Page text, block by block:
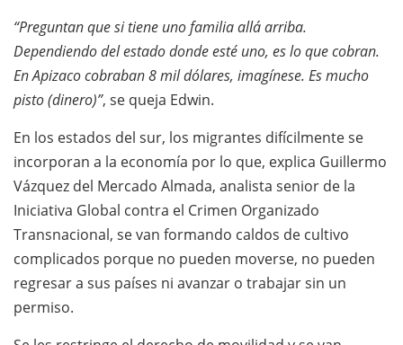
“Preguntan que si tiene uno familia allá arriba.
Dependiendo del estado donde esté uno, es lo que cobran.
En Apizaco cobraban 8 mil dólares, imagínese. Es mucho
pisto (dinero)”, se queja Edwin.
En los estados del sur, los migrantes difícilmente se
incorporan a la economía por lo que, explica Guillermo
Vázquez del Mercado Almada, analista senior de la
Iniciativa Global contra el Crimen Organizado
Transnacional, se van formando caldos de cultivo
complicados porque no pueden moverse, no pueden
regresar a sus países ni avanzar o trabajar sin un
permiso.